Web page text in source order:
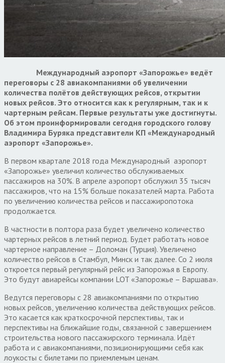
Международный аэропорт «Запорожье» ведёт
переговоры с 28 авиакомпаниями об увеличении
количества полётов действующих рейсов, открытии
новых рейсов. Это относится как к регулярным, так и к
чартерным рейсам. Первые результаты уже достигнуты.
Об этом проинформировали сегодня городского голову
Владимира Буряка представители КП «Международный
аэропорт «Запорожье».
В первом квартале 2018 года Международный аэропорт
«Запорожье» увеличил количество обслуживаемых
пассажиров на 30%. В апреле аэропорт обслужил 35 тысяч
пассажиров, что на 15% больше показателей марта. Работа
по увеличению количества рейсов и пассажиропотока
продолжается.
В частности в полтора раза будет увеличено количество
чартерных рейсов в летний период. Будет работать новое
чартерное направление – Доломан (Турция). Увеличено
количество рейсов в Стамбул, Минск и так далее. Со 2 июля
откроется первый регулярный рейс из Запорожья в Европу.
Это будут авиарейсы компании LOT «Запорожье – Варшава».
Ведутся переговоры с 28 авиакомпаниями по открытию
новых рейсов, увеличению количества действующих рейсов.
Это касается как краткосрочной перспективы, так и
перспективы на ближайшие годы, связанной с завершением
строительства нового пассажирского терминала. Идёт
работа и с авиакомпаниями, позиционирующими себя как
лоукосты с билетами по приемлемым ценам.